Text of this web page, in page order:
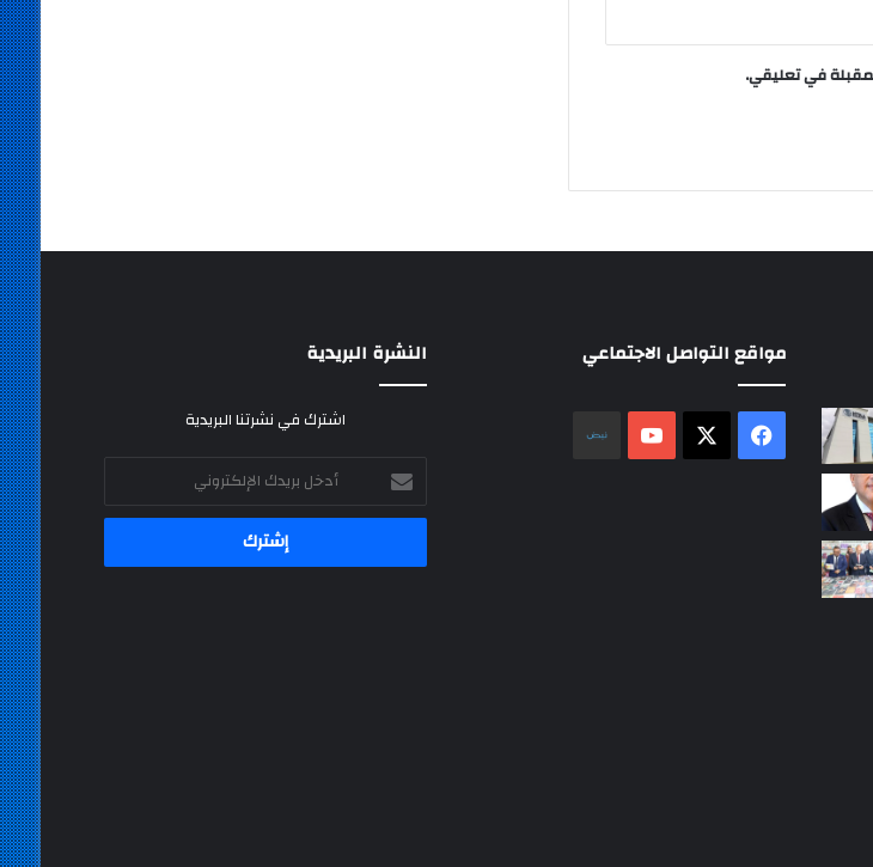
في تعليقي.
مواقع التواصل الاجتماعي
فيسبوك
‫X
‫YouTube
النشرة البريدية
اشترك في نشرتنا البريدية
أدخل
بريدك
الإلكتروني